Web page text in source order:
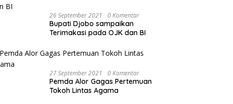
26 September 2021 0 Komentar
Bupati Djobo sampaikan
Terimakasi pada OJK dan BI
27 September 2021 0 Komentar
Pemda Alor Gagas Pertemuan
Tokoh Lintas Agama